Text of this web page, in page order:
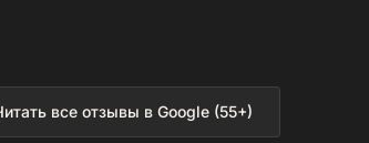
все отзывы в Google (55+)